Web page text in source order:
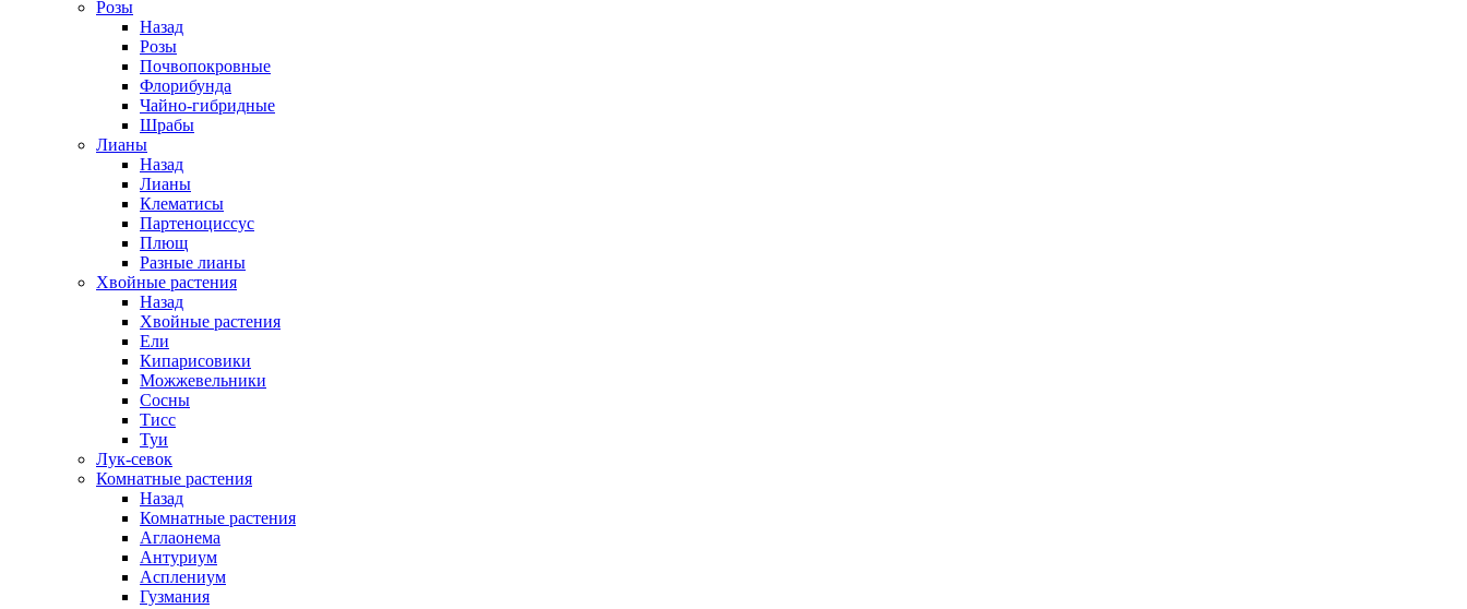
Розы
Назад
Розы
Почвопокровные
Флорибунда
Чайно-гибридные
Шрабы
Лианы
Назад
Лианы
Клематисы
Партеноциссус
Плющ
Разные лианы
Хвойные растения
Назад
Хвойные растения
Ели
Кипарисовики
Можжевельники
Сосны
Тисс
Туи
Лук-севок
Комнатные растения
Назад
Комнатные растения
Аглаонема
Антуриум
Асплениум
Гузмания